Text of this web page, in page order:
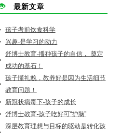
最新文章
孩子考前饮食科学
兴趣-是学习的动力
舒博士教育-播种孩子的自信， 奠定
成功的基石！
孩子懂礼貌，教养好是因为生活细节
教育问题！
新冠状病毒下-孩子的成长
舒博士教育-孩子吃好可“护脑”
深层教育理想与目标的驱动是转化孩